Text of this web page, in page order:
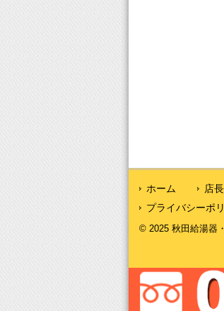
ホーム 店
プライバシーポ
© 2025 秋田給湯器